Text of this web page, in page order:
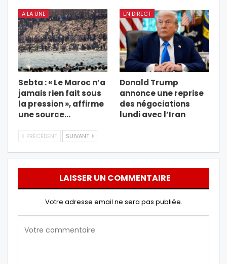
A LA UNE
Sebta : « Le Maroc n’a
jamais rien fait sous
la pression », affirme
une source…
EN DIRECT
Donald Trump
annonce une reprise
des négociations
lundi avec l’Iran
PRÉCÉDENT SUIVANT
LAISSER UN COMMENTAIRE
Votre adresse email ne sera pas publiée.